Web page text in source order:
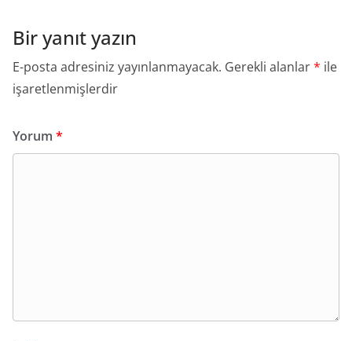
Bir yanıt yazın
E-posta adresiniz yayınlanmayacak. Gerekli alanlar* ile
işaretlenmişlerdir
Yorum *